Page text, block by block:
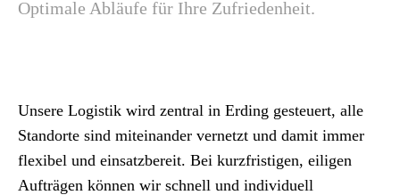
Optimale Abläufe für Ihre Zufriedenheit.
Unsere Logistik wird zentral in Erding gesteuert, alle
Standorte sind miteinander vernetzt und damit immer
flexibel und einsatzbereit. Bei kurzfristigen, eiligen
Aufträgen können wir schnell und individuell